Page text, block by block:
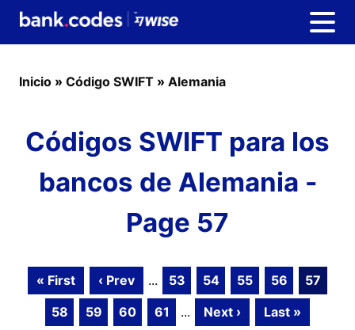
Inicio » Código SWIFT » Alemania
Códigos SWIFT para los
bancos de Alemania -
Page 57
« First ‹ Prev ... 53 54 55 56
57
58
59 60 61 ... Next › Last »